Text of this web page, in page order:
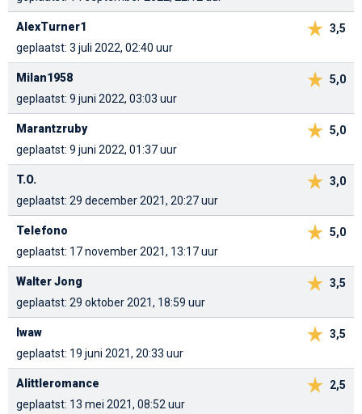
3,5
AlexTurner1
geplaatst: 3 juli 2022, 02:40 uur
5,0
Milan1958
geplaatst: 9 juni 2022, 03:03 uur
5,0
Marantzruby
geplaatst: 9 juni 2022, 01:37 uur
3,0
T.O.
geplaatst: 29 december 2021, 20:27 uur
5,0
Telefono
geplaatst: 17 november 2021, 13:17 uur
3,5
Walter Jong
geplaatst: 29 oktober 2021, 18:59 uur
3,5
lwaw
geplaatst: 19 juni 2021, 20:33 uur
2,5
Alittleromance
geplaatst: 13 mei 2021, 08:52 uur